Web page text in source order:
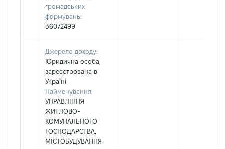
громадських
формувань:
36072499
Джерело доходу:
Юридична особа,
зареєстрована в
Україні
Найменування:
УПРАВЛІННЯ
ЖИТЛОВО-
КОМУНАЛЬНОГО
ГОСПОДАРСТВА,
МІСТОБУДУВАННЯ